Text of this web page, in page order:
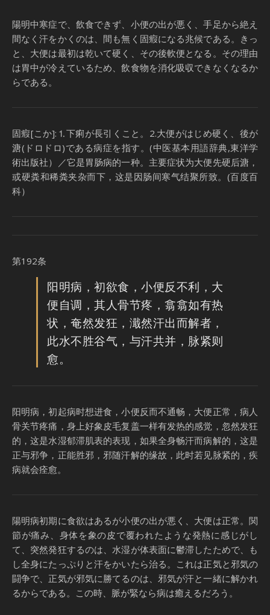
陽明中寒症で、飲食できず、小便の出が悪く、手足から絶え
間なく汗をかくのは、間も無く固瘕になる兆候である。きっ
と、大便は最初は乾いて硬く、その後軟便となる。その理由
は胃中が冷えているため、飲食物を消化吸収できなくなるか
らである。
固瘕[こか]:⒈下痢が長引くこと。2.大便がはじめ硬く、後が
溏(ドロドロ)である病症を指す。(中医基本用語辞典,東洋学
術出版社）／它是胃肠病的一种。主要症状为大便先硬后溏，
或硬粪和稀粪夹杂而下，这是因肠间寒气结聚所致。(百度百
科）
第192条
阳明病，初欲食，小便反不利，大
便自调，其人骨节疼，翕翕如有热
状，奄然发狂，濈然汗出而解者，
此水不胜谷气，与汗共并，脉紧则
愈。
阳明病，初起病时想进食，小便反而不通畅，大便正常，病人
骨关节疼痛，身上好象皮毛复盖一样有发热的感觉，忽然发狂
的，这是水湿郁滞肌表的表现，如果全身畅汗而病解的，这是
正与邪争，正能胜邪，邪随汗解的缘故，此时若见脉紧的，疾
病就会痊愈。
陽明病初期に食欲はあるが小便の出が悪く、大便は正常。関
節が痛み、身体を象の皮で覆われたような発熱に感じがし
て、突然発狂するのは、水湿が体表面に鬱滞したためで、も
し全身にたっぷりと汗をかいたら治る。これは正気と邪気の
闘争で、正気が邪気に勝てるのは、邪気が汗と一緒に解かれ
るからである。この時、脈が緊なら病は癒えるだろう。